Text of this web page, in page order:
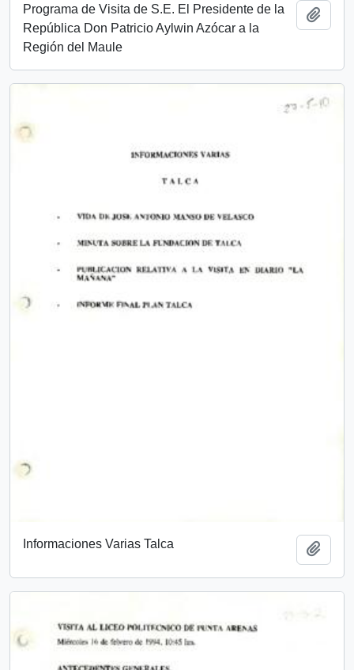
Programa de Visita de S.E. El Presidente de la
República Don Patricio Aylwin Azócar a la
Región del Maule
Informaciones Varias Talca